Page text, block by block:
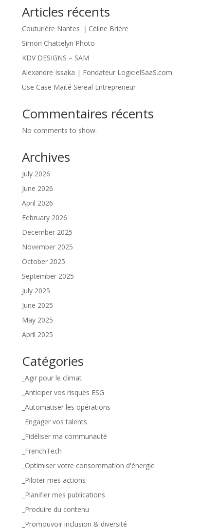
Articles récents
Couturière Nantes ｜Céline Brière
Simon Chattelyn Photo
KDV DESIGNS – SAM
Alexandre Issaka | Fondateur LogicielSaaS.com
Use Case Maité Sereal Entrepreneur
Commentaires récents
No comments to show.
Archives
July 2026
June 2026
April 2026
February 2026
December 2025
November 2025
October 2025
September 2025
July 2025
June 2025
May 2025
April 2025
Catégories
_Agir pour le climat
_Anticiper vos risques ESG
_Automatiser les opérations
_Engager vos talents
_Fidéliser ma communauté
_FrenchTech
_Optimiser votre consommation d'énergie
_Piloter mes actions
_Planifier mes publications
_Produire du contenu
_Promouvoir inclusion & diversité